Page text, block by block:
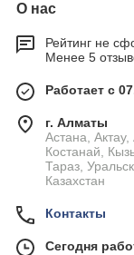
О нас
Рейтинг не
Менее 5
Работает с
г. Алматы
Астана,
Костанай,
Тараз,
Казахстан
Контакты
Сегодня